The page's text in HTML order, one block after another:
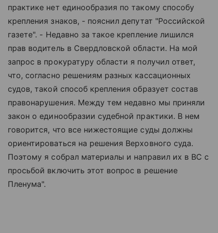
практике нет единообразия по такому способу
крепления знаков, - пояснил депутат "Российской
газете". - Недавно за такое крепление лишился
прав водитель в Свердловской области. На мой
запрос в прокуратуру области я получил ответ,
что, согласно решениям разных кассационных
судов, такой способ крепления образует состав
правонарушения. Между тем недавно мы приняли
закон о единообразии судебной практики. В нем
говорится, что все нижестоящие суды должны
ориентироваться на решения Верховного суда.
Поэтому я собрал материалы и направил их в ВС с
просьбой включить этот вопрос в решение
Пленума".